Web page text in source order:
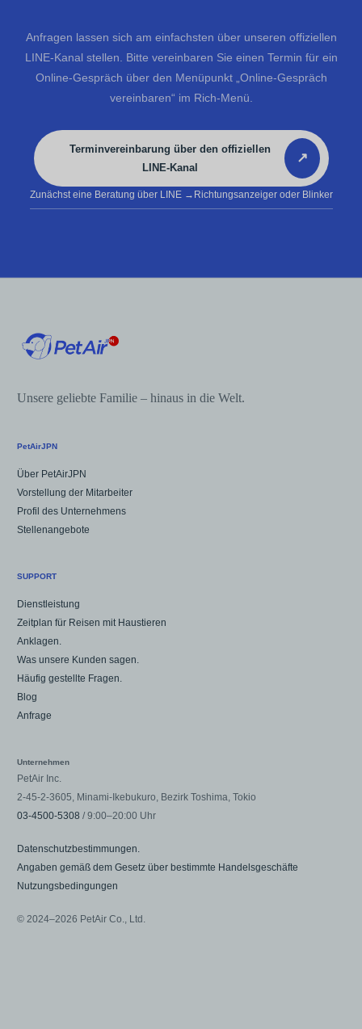
Anfragen lassen sich am einfachsten über unseren offiziellen
LINE-Kanal stellen. Bitte vereinbaren Sie einen Termin für ein
Online-Gespräch über den Menüpunkt „Online-Gespräch
vereinbaren“ im Rich-Menü.
Terminvereinbarung über den offiziellen
LINE-Kanal
↗
Zunächst eine Beratung über LINE →Richtungsanzeiger oder Blinker
Unsere geliebte Familie – hinaus in die Welt.
PetAirJPN
Über PetAirJPN
Vorstellung der Mitarbeiter
Profil des Unternehmens
Stellenangebote
SUPPORT
Dienstleistung
Zeitplan für Reisen mit Haustieren
Anklagen.
Was unsere Kunden sagen.
Häufig gestellte Fragen.
Blog
Anfrage
Unternehmen
PetAir Inc.
2-45-2-3605, Minami-Ikebukuro, Bezirk Toshima, Tokio
03-4500-5308 / 9:00–20:00 Uhr
Datenschutzbestimmungen.
Angaben gemäß dem Gesetz über bestimmte Handelsgeschäfte
Nutzungsbedingungen
© 2024–2026 PetAir Co., Ltd.